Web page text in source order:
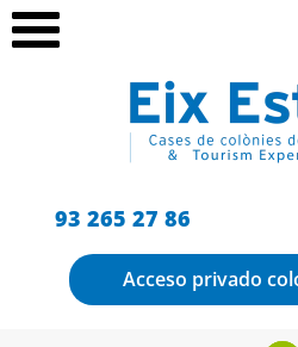
93 265 27 86
Acceso privado